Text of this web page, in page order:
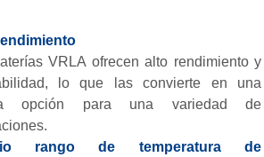
VRLA ofrecen alto rendimiento y
lo que las convierte en una
opción para una variedad de
rango de temperatura de